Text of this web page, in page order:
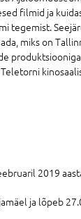
filmid ja
tegemist.
miks on
2019
ja lõpeb